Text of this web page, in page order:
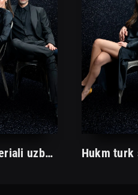
Hukm turk seriali uzbek tilida /Хукм турк сериали ўзбек тилида/ 203. 204. 205. 206. 207. 208. 209. 210. 211. 212. 213. 214. 215 barcha qismlari.